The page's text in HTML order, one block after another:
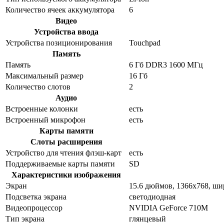
Количество ячеек аккумулятора
6
Видео
Устройства ввода
Устройства позиционирования
Touchpad
Память
Память
6 Гб DDR3 1600 МГц
Максимальный размер
16 Гб
Количество слотов
2
Аудио
Встроенные колонки
есть
Встроенный микрофон
есть
Карты памяти
Слоты расширения
Устройство для чтения флэш-карт
есть
Поддерживаемые карты памяти
SD
Характеристики изображения
Экран
15.6 дюймов, 1366x768,
Подсветка экрана
светодиодная
Видеопроцессор
NVIDIA GeForce 710M
Тип экрана
глянцевый